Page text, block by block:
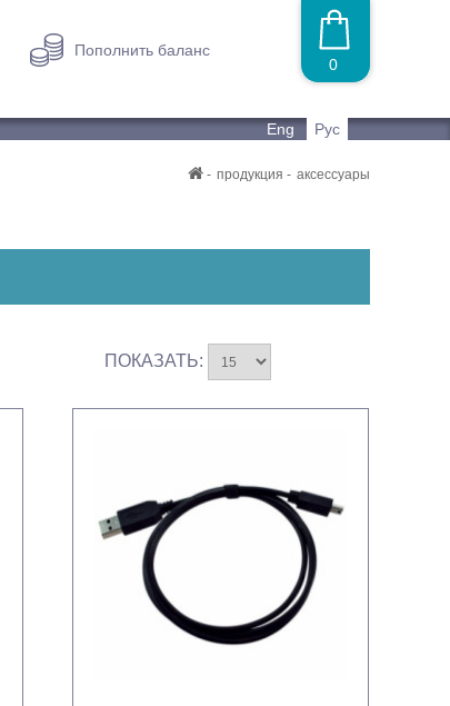
0
Пополнить баланс
Eng Рус
продукция аксессуары
ПОКАЗАТЬ: